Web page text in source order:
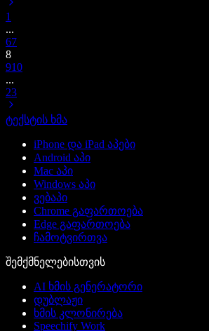
1
...
67
8
910
...
23
ტექსტის ხმა
iPhone და iPad აპები
Android აპი
Mac აპი
Windows აპი
ვებაპი
Chrome გაფართოება
Edge გაფართოება
ჩამოტვირთვა
შემქმნელებისთვის
AI ხმის გენერატორი
დუბლაჟი
ხმის კლონირება
Speechify Work